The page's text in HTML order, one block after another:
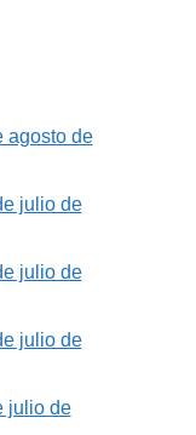
agosto de
julio de
julio de
julio de
julio de